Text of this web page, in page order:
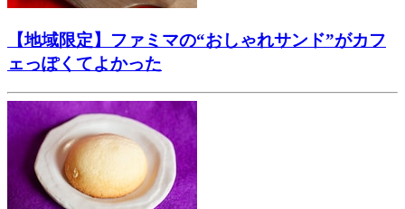
【地域限定】ファミマの“おしゃれサンド”がカフ
ェっぽくてよかった